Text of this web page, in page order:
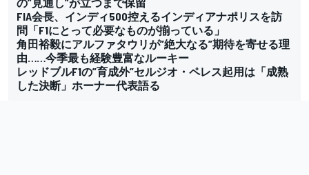
FIA会長、インディ500控えるインディアナポリスを訪
問「F1にとって必要なものが揃っている」
角田裕毅にアルファタウリが”絶大なる”期待を寄せる理
由……今季最も経験豊富なルーキー
レッドブルF1の”育成外”セルジオ・ペレス起用は「成熟
した決断」ホーナー代表語る